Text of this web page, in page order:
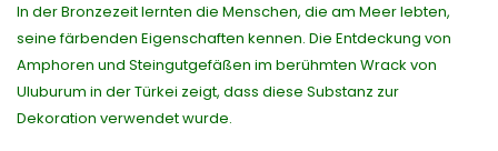
In der Bronzezeit lernten die Menschen, die am Meer lebten,
seine färbenden Eigenschaften kennen. Die Entdeckung von
Amphoren und Steingutgefäßen im berühmten Wrack von
Uluburum in der Türkei zeigt, dass diese Substanz zur
Dekoration verwendet wurde.